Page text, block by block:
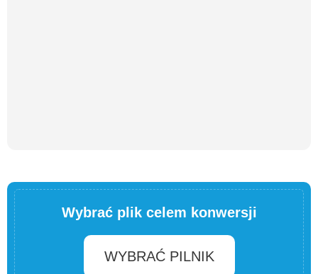
Wybrać plik celem konwersji
WYBRAĆ PILNIK